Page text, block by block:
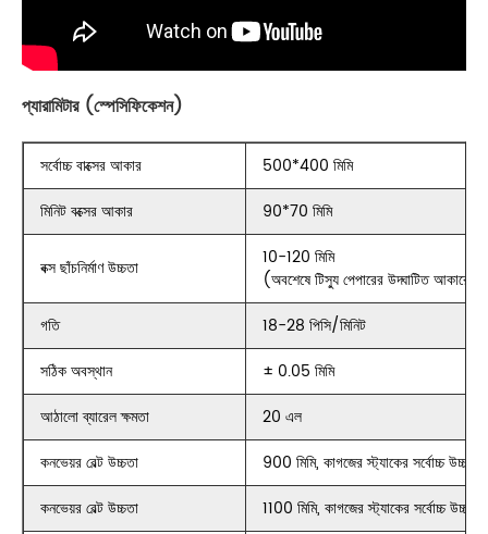
প্যারামিটার (স্পেসিফিকেশন)
সর্বোচ্চ বাক্সের আকার
500*400 মিমি
মিনিট বক্সের আকার
90*70 মিমি
বক্স ছাঁচনির্মাণ উচ্চতা
10-120 মিমি
(অবশেষে টিস্যু পেপারের উদ্ঘাটিত
গতি
18-28 পিসি/মিনিট
সঠিক অবস্থান
± 0.05 মিমি
আঠালো ব্যারেল ক্ষমতা
20 এল
কনভেয়র বেল্ট উচ্চতা
900 মিমি, কাগজের স্ট্যাকের সর্বোচ্চ
কনভেয়র বেল্ট উচ্চতা
1100 মিমি, কাগজের স্ট্যাকের সর্বোচ্চ